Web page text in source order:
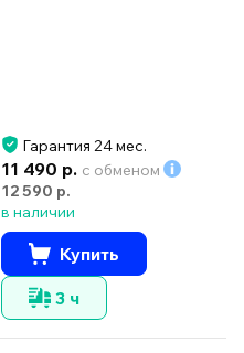
Гарантия 24 мес.
11 490 р. с обменом
12 590 р.
в наличии
Купить
3 ч